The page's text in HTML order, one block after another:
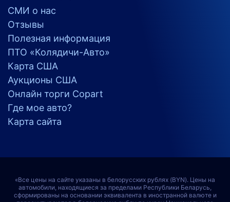
СМИ о нас
Отзывы
Полезная информация
ПТО «Колядичи-Авто»
Карта США
Аукционы США
Онлайн торги Copart
Где мое авто?
Карта сайта
«Все цены на сайте указаны в белорусских рублях (BYN). Цены на
автомобили, находящиеся за пределами Республики Беларусь,
сформированы на основании эквивалента в иностранной валюте и